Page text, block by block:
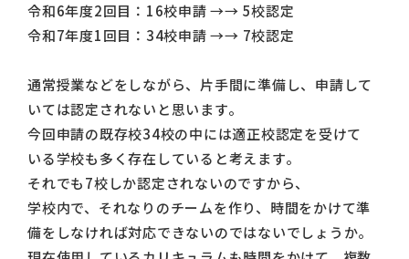
令和6年度2回目：16校申請 →→ 5校認定
令和7年度1回目：34校申請 →→ 7校認定
通常授業などをしながら、片手間に準備し、申請して
いては認定されないと思います。
今回申請の既存校34校の中には適正校認定を受けて
いる学校も多く存在していると考えます。
それでも7校しか認定されないのですから、
学校内で、それなりのチームを作り、時間をかけて準
備をしなければ対応できないのではないでしょうか。